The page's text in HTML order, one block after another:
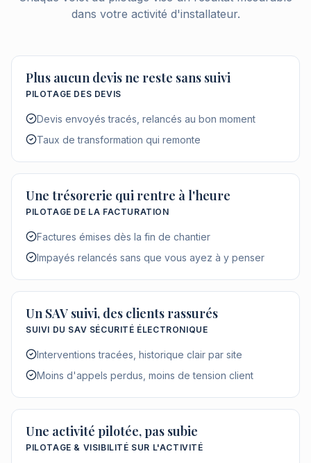
dans votre activité d'installateur.
Plus aucun devis ne reste sans suivi
PILOTAGE DES DEVIS
Devis envoyés tracés, relancés au bon moment
Taux de transformation qui remonte
Une trésorerie qui rentre à l'heure
PILOTAGE DE LA FACTURATION
Factures émises dès la fin de chantier
Impayés relancés sans que vous ayez à y penser
Un SAV suivi, des clients rassurés
SUIVI DU SAV SÉCURITÉ ÉLECTRONIQUE
Interventions tracées, historique clair par site
Moins d'appels perdus, moins de tension client
Une activité pilotée, pas subie
PILOTAGE & VISIBILITÉ SUR L'ACTIVITÉ